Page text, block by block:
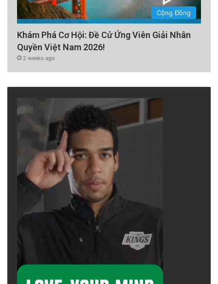
Cộng Đồng
Khám Phá Cơ Hội: Đề Cử Ứng Viên Giải Nhân
Quyền Việt Nam 2026!
2 weeks ago